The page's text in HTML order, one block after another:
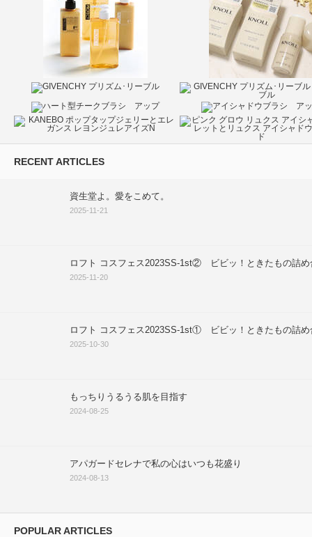
RECENT ARTICLES
資生堂よ。愛をこめて。
2025-11-21
ロフト コスフェス2023SS-1st② ビビッ！ときたもの詰め
2025-11-20
ロフト コスフェス2023SS-1st① ビビッ！ときたもの詰め
2025-10-30
もっちりうるうる肌を目指す
2024-08-25
アパガードセレナで私の心はいつも花盛り
2024-08-13
POPULAR ARTICLES